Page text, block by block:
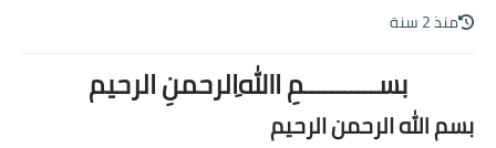
منذ 2 سنة
بســـــــــــمِ اﷲِالرحمنِ الرحيم
بسم الله الرحمن الرحيم